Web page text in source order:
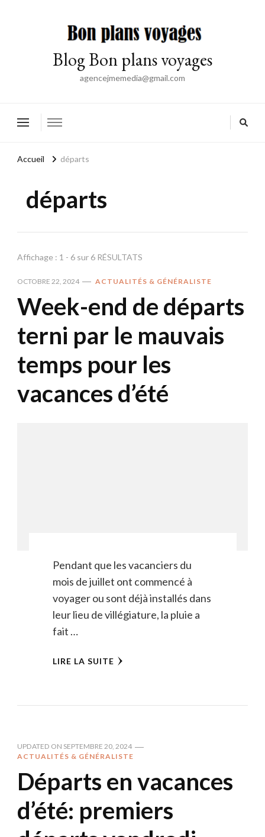
Blog Bon plans voyages
agencejmemedia@gmail.com
Accueil départs
départs
Affichage : 1 - 6 sur 6 RÉSULTATS
OCTOBRE 22, 2024 ACTUALITÉS & GÉNÉRALISTE
Week-end de départs
terni par le mauvais
temps pour les
vacances d’été
Pendant que les vacanciers du
mois de juillet ont commencé à
voyager ou sont déjà installés dans
leur lieu de villégiature, la pluie a
fait …
LIRE LA SUITE
UPDATED ON SEPTEMBRE 20, 2024
ACTUALITÉS & GÉNÉRALISTE
Départs en vacances
d’été: premiers